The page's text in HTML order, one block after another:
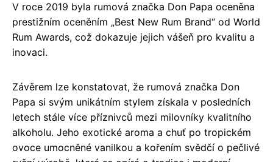
V roce 2019 byla rumová značka Don Papa oceněna
prestižním oceněním „Best New Rum Brand“ od World
Rum Awards, což dokazuje jejich vášeň pro kvalitu a
inovaci.
Závěrem lze konstatovat, že rumová značka Don
Papa si svým unikátním stylem získala v posledních
letech stále více příznivců mezi milovníky kvalitního
alkoholu. Jeho exotické aroma a chuť po tropickém
ovoce umocněné vanilkou a kořením svědčí o pečlivé